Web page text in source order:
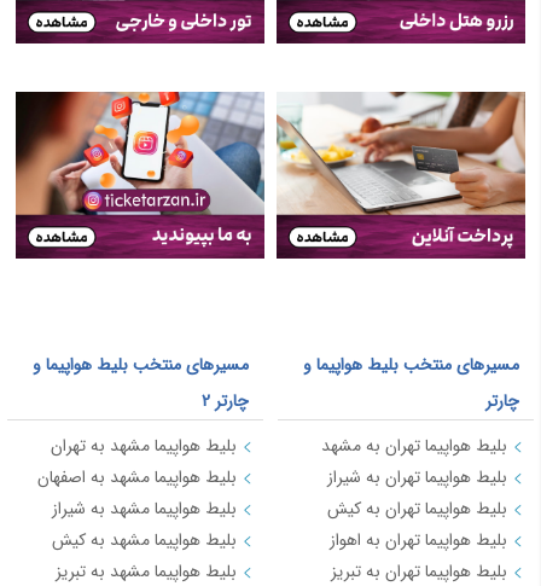
مسیرهای منتخب بلیط هواپیما و
چارتر
بلیط هواپیما تهران به مشهد
بلیط هواپیما تهران به شیراز
بلیط هواپیما تهران به کیش
بلیط هواپیما تهران به اهواز
بلیط هواپیما تهران به تبریز
مسیرهای منتخب بلیط هواپیما و
چارتر 2
بلیط هواپیما مشهد به تهران
بلیط هواپیما مشهد به اصفهان
بلیط هواپیما مشهد به شیراز
بلیط هواپیما مشهد به کیش
بلیط هواپیما مشهد به تبریز